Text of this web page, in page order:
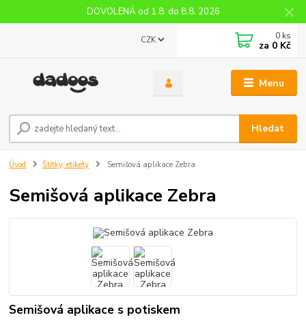
DOVOLENÁ od 1.8. do 8.8. 2026
Menu
CZK
Hledat
0 ks
za 0 Kč
Úvod Štítky, etikety Semišová aplikace Zebra
Semišová aplikace Zebra
Semišová aplikace s potiskem